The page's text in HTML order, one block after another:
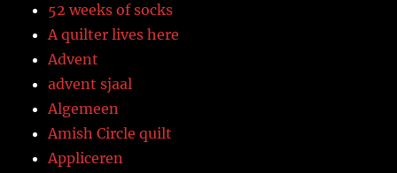
52 weeks of socks
A quilter lives here
Advent
advent sjaal
Algemeen
Amish Circle quilt
Appliceren